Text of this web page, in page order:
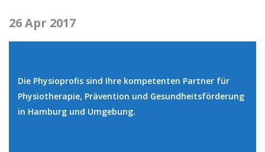
26 Apr 2017
Die Physioprofis sind Ihre kompetenten Partner für
Physiotherapie, Prävention und Gesundheitsförderung
in Hamburg und Umgebung.